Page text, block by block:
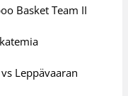
Basket Team II
Leppävaaran